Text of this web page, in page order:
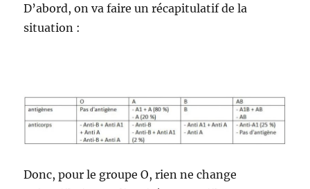
D’abord, on va faire un récapitulatif de la
situation :
Donc, pour le groupe O, rien ne change